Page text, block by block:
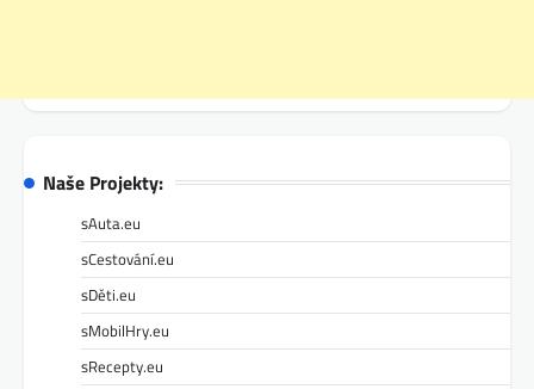
Naše Projekty:
sAuta.eu
sCestování.eu
sDěti.eu
sMobilHry.eu
sRecepty.eu